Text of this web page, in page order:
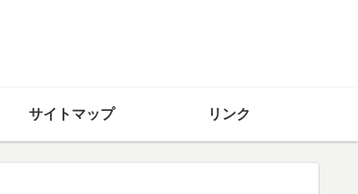
サイトマップ リンク